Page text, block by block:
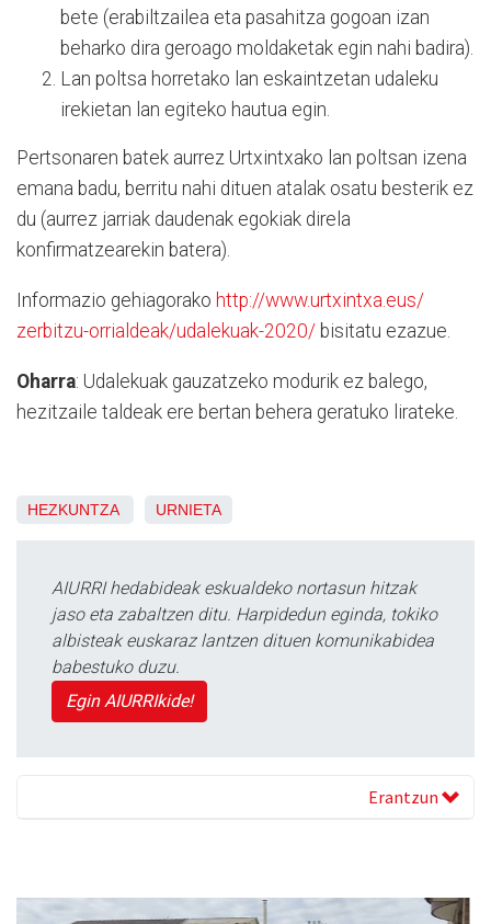
bete (erabiltzailea eta pasahitza gogoan izan
beharko dira geroago moldaketak egin nahi badira).
Lan poltsa horretako lan eskaintzetan udaleku
irekietan lan egiteko hautua egin.
Pertsonaren batek aurrez Urtxintxako lan poltsan izena
emana badu, berritu nahi dituen atalak osatu besterik ez
du (aurrez jarriak daudenak egokiak direla
konfirmatzearekin batera).
Informazio gehiagorako http://www.urtxintxa.eus/
zerbitzu-orrialdeak/udalekuak-2020/ bisitatu ezazue.
Oharra: Udalekuak gauzatzeko modurik ez balego,
hezitzaile taldeak ere bertan behera geratuko lirateke.
HEZKUNTZA URNIETA
AIURRI hedabideak eskualdeko nortasun hitzak
jaso eta zabaltzen ditu. Harpidedun eginda, tokiko
albisteak euskaraz lantzen dituen komunikabidea
babestuko duzu.
Egin AIURRIkide!
Erantzun